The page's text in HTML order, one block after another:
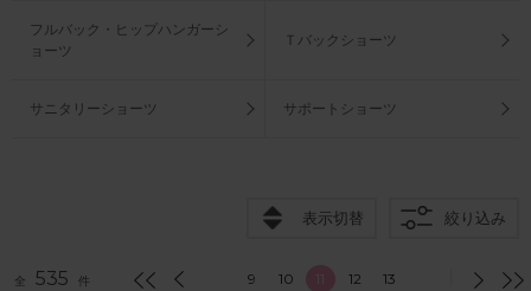
フルバック・ヒップハンガーシ
ョーツ
Ｔバックショーツ
サニタリーショーツ サポートショーツ
表示切替 絞り込み
全 535 件 9 10 11 12 13